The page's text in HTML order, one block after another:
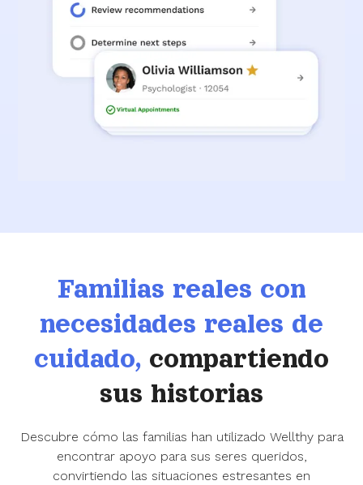
Familias reales con
necesidades reales de
cuidado, compartiendo
sus historias
Descubre cómo las familias han utilizado Wellthy para
encontrar apoyo para sus seres queridos,
convirtiendo las situaciones estresantes en